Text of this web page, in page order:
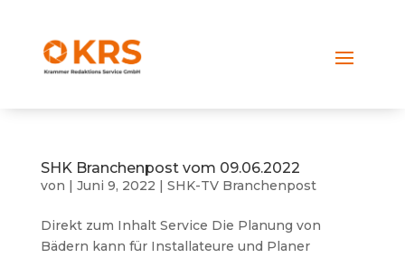
SHK Branchenpost vom 09.06.2022
von | Juni 9, 2022 | SHK-TV Branchenpost
Direkt zum Inhalt Service Die Planung von
Bädern kann für Installateure und Planer